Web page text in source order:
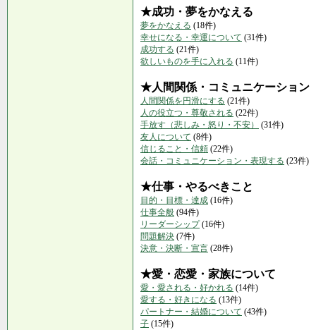
★成功・夢をかなえる
夢をかなえる (18件)
幸せになる・幸運について (31件)
成功する (21件)
欲しいものを手に入れる (11件)
★人間関係・コミュニケーション
人間関係を円滑にする (21件)
人の役立つ・尊敬される (22件)
手放す（悲しみ・怒り・不安）
(31件)
友人について (8件)
信じること・信頼 (22件)
会話・コミュニケーション・表現する (23件)
★仕事・やるべきこと
目的・目標・達成 (16件)
仕事全般 (94件)
リーダーシップ(16件)
問題解決 (7件)
決意・決断・宣言 (28件)
★愛・恋愛・家族について
愛・愛される・好かれる (14件)
愛する・好きになる (13件)
パートナー・結婚について (43件)
子 (15件)